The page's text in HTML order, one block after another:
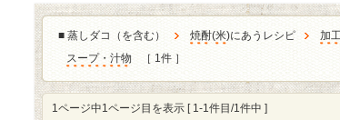
■ 蒸しダコ（を含む） 焼酎(米)にあうレシピ 加
スープ・汁物
［ 1件 ］
1ページ中1ページ目を表示 [ 1-1件目/1件中 ]